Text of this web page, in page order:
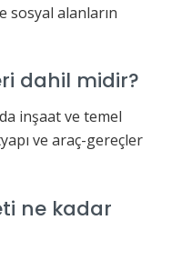
sosyal alanların
dahil midir?
inşaat ve temel
ve araç-gereçler
ne kadar